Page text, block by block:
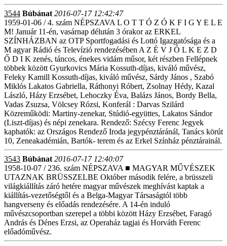
3544 Búbánat 2016-07-17 12:42:47
1959-01-06 / 4. szám NÉPSZAVA L O T T Ó Z Ó K F I G Y E L E
M! Január 11-én, vasárnap délután 3 órakor az ERKEL
SZÍNHÁZBAN az OTP Sportfogadási és Lottó Igazgatósága és a
M agyar Rádió és Televízió rendezésében A Z É V J Ó L K E Z D
Ő D I K zenés, táncos, énekes vidám műsor, két részben Fellépnek
többek között Gyurkovics Mária Kossuth-díjas, kiváló művész,
Feleky Kamill Kossuth-díjas, kiváló művész, Sárdy János , Szabó
Miklós Lakatos Gabriella, Ráthonyi Róbert, Zsolnay Hédy, Kazal
László, Házy Erzsébet, Lehoczky Éva, Balázs János, Bordy Bella,
Vadas Zsuzsa, Völcsey Rózsi, Konferál : Darvas Szilárd
Közreműködi: Martiny-zenekar, Stúdió-együttes, Lakatos Sándor
(Liszt-díjas) és népi zenekara. Rendező: Szécsy Ferenc Jegyek
kaphatók: az Országos Rendező Iroda jegypénztáránál, Tanács körút
10, Zeneakadémián, Bartók- terem és az Erkel Színház pénztárainál.
3543 Búbánat 2016-07-17 12:40:07
1958-10-07 / 236. szám NÉPSZAVA ■ MAGYAR MŰVÉSZEK
UTAZNAK BRÜSSZELBE Október második felére, a brüsszeli
világkiállítás záró hetére magyar művészek meghívást kaptak a
kiállítás-vezetőségtől és a Belga-Magyar Társaságtól több
hangverseny és előadás rendezésére. A 14-én induló
művészcsoportban szerepel a többi között Házy Erzsébet, Faragó
András és Dénes Erzsi, az Operaház tagjai és Horváth Ferenc
előadóművész.